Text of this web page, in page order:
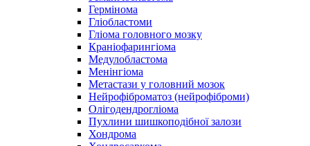
Гермінома
Гліобластоми
Гліома головного мозку
Краніофарингіома
Медулобластома
Менінгіома
Метастази у головний мозок
Нейрофіброматоз (нейрофіброми)
Олігодендрогліома
Пухлини шишкоподібної залози
Хондрома